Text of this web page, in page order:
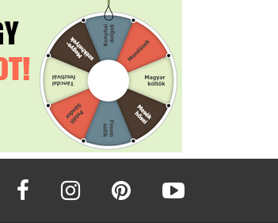
facebook instagram